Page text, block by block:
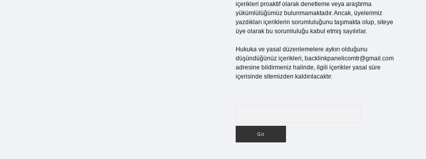
içerikleri proaktif olarak denetleme veya araştırma
yükümlülüğümüz bulunmamaktadır. Ancak, üyelerimiz
yazdıkları içeriklerin sorumluluğunu taşımakta olup, siteye
üye olarak bu sorumluluğu kabul etmiş sayılırlar.
Hukuka ve yasal düzenlemelere aykırı olduğunu
düşündüğünüz içerikleri, backlinkpanelicomtr@gmail.com
adresine bildirmeniz halinde, ilgili içerikler yasal süre
içerisinde sitemizden kaldırılacaktır.